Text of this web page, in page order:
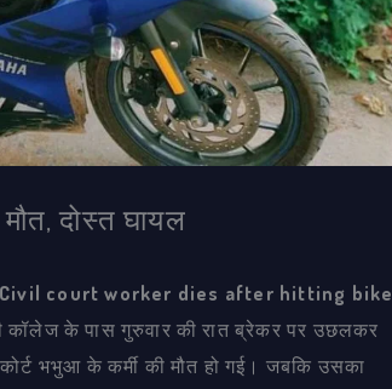
दोस्त घायल
court worker dies after hitting bike
कॉलेज के पास गुरुवार की रात ब्रेकर पर उछलकर
भभुआ के कर्मी की मौत हो गई। जबकि उसका